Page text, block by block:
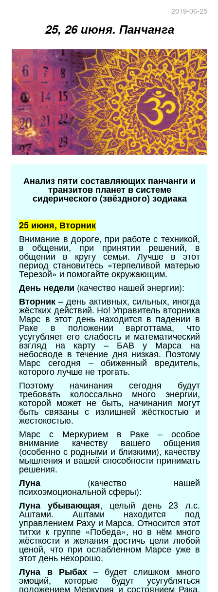
2019-06-25
25, 26 июня. Панчанга
Анализ пяти составляющих панчанги и
транзитов планет в системе
сидерического (звёздного) зодиака
25 июня, Вторник
Внимание в дороге, при работе с техникой,
в общении, при принятии решений, в
общении в кругу семьи. Лучше в этот
период становитесь «терпеливой матерью
Терезой» и помогайте окружающим.
День недели (качество нашей энергии):
Вторник – день активных, сильных, иногда
жёстких действий. Но! Управитель вторника
Марс в этот день находится в падении в
Раке в положении варготтама, что
усугубляет его слабость и математический
взгляд на карту – БАВ у Марса на
небосводе в течение дня низкая. Поэтому
Марс сегодня – обиженный вредитель,
которого лучше не трогать.
Поэтому начинания сегодня будут
требовать колоссально много энергии,
которой может не быть, начинания могут
быть связаны с излишней жёсткостью и
жестокостью.
Марс с Меркурием в Раке – особое
внимание качеству вашего общения
(особенно с родными и близкими), качеству
мышления и вашей способности принимать
решения.
Луна (качество нашей
психоэмоциональной сферы):
Луна убывающая, целый день 23 л.с.
Аштами. Аштами находится под
управлением Раху и Марса. Относится этот
титхи к группе «Победа», но в нём много
жёсткости и желания достичь цели любой
ценой, что при ослабленном Марсе уже в
этот день нехорошо.
Луна в Рыбах– будет слишком много
эмоций, которые будут усугубляться
положением Меркурия и состоянием Рака,